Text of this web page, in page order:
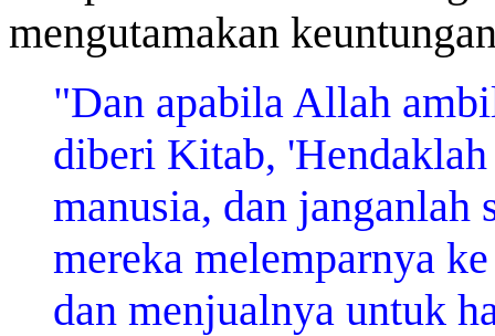
mengutamakan
"Dan apabila Allah
diberi Kitab,
manusia, dan janganlah
mereka melemparnya
dan menjualnya untuk